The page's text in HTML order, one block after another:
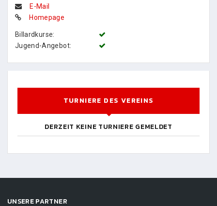
E-Mail
Homepage
Billardkurse:
Jugend-Angebot:
TURNIERE DES VEREINS
DERZEIT KEINE TURNIERE GEMELDET
UNSERE PARTNER